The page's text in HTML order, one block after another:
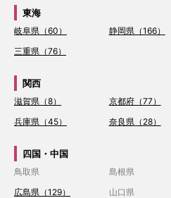
東海
岐阜県（60） 静岡県（166）
三重県（76）
関西
滋賀県（8） 京都府（77）
兵庫県（45）
奈良県（28）
四国・中国
鳥取県 島根県
広島県（129）
山口県